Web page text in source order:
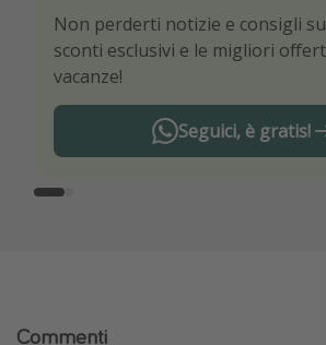
Non perderti notizie e consigli
sconti esclusivi e le migliori
vacanze!
Seguici, è gratis!
Sii il primo a conoscere le
viaggio
Commenti